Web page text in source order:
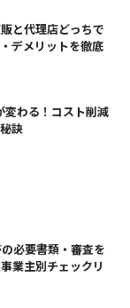
と代理店どっちで
デメリットを徹底
変わる！コスト削減
訣
必要書類・審査を
業主別チェックリ